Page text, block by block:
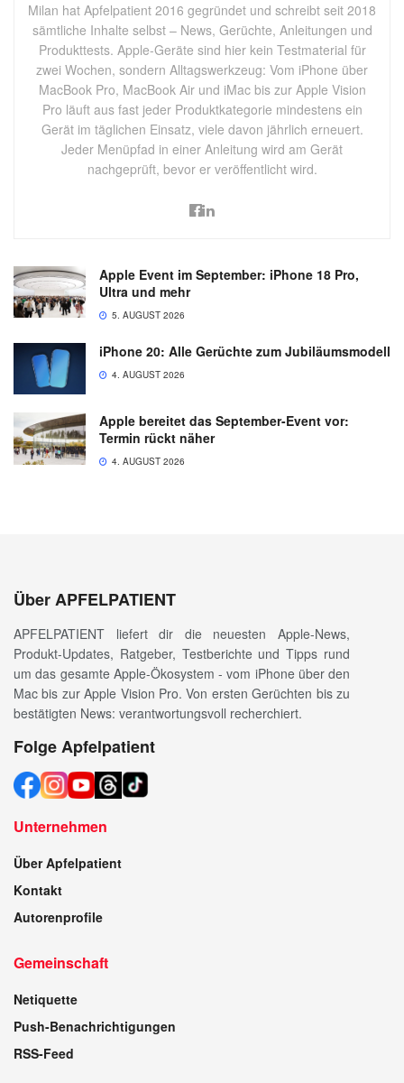
Milan hat Apfelpatient 2016 gegründet und schreibt seit 2018
sämtliche Inhalte selbst – News, Gerüchte, Anleitungen und
Produkttests. Apple-Geräte sind hier kein Testmaterial für
zwei Wochen, sondern Alltagswerkzeug: Vom iPhone über
MacBook Pro, MacBook Air und iMac bis zur Apple Vision
Pro läuft aus fast jeder Produktkategorie mindestens ein
Gerät im täglichen Einsatz, viele davon jährlich erneuert.
Jeder Menüpfad in einer Anleitung wird am Gerät
nachgeprüft, bevor er veröffentlicht wird.
Apple Event im September: iPhone 18 Pro,
Ultra und mehr
5. AUGUST 2026
iPhone 20: Alle Gerüchte zum Jubiläumsmodell
4. AUGUST 2026
Apple bereitet das September-Event vor:
Termin rückt näher
4. AUGUST 2026
Über APFELPATIENT
APFELPATIENT liefert dir die neuesten Apple-News,
Produkt-Updates, Ratgeber, Testberichte und Tipps rund
um das gesamte Apple-Ökosystem - vom iPhone über den
Mac bis zur Apple Vision Pro. Von ersten Gerüchten bis zu
bestätigten News: verantwortungsvoll recherchiert.
Folge Apfelpatient
Unternehmen
Über Apfelpatient
Kontakt
Autorenprofile
Gemeinschaft
Netiquette
Push-Benachrichtigungen
RSS-Feed